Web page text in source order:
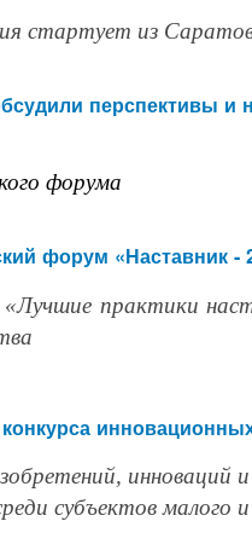
стартует из
перспективы и
форума
форум «Наставник -
практики
инноваций
субъектов малого